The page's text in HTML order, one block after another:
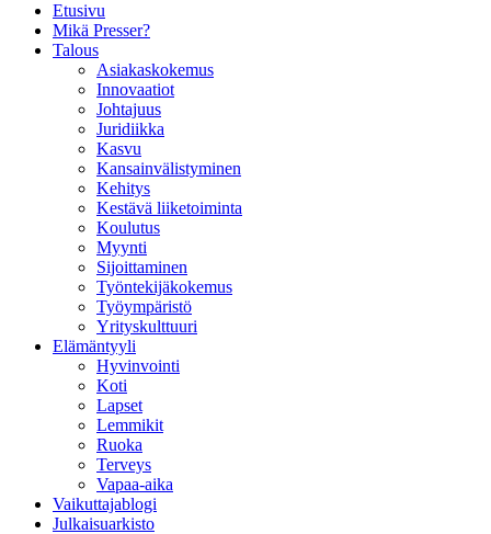
Etusivu
Mikä Presser?
Talous
Asiakaskokemus
Innovaatiot
Johtajuus
Juridiikka
Kasvu
Kansainvälistyminen
Kehitys
Kestävä liiketoiminta
Koulutus
Myynti
Sijoittaminen
Työntekijäkokemus
Työympäristö
Yrityskulttuuri
Elämäntyyli
Hyvinvointi
Koti
Lapset
Lemmikit
Ruoka
Terveys
Vapaa-aika
Vaikuttajablogi
Julkaisuarkisto